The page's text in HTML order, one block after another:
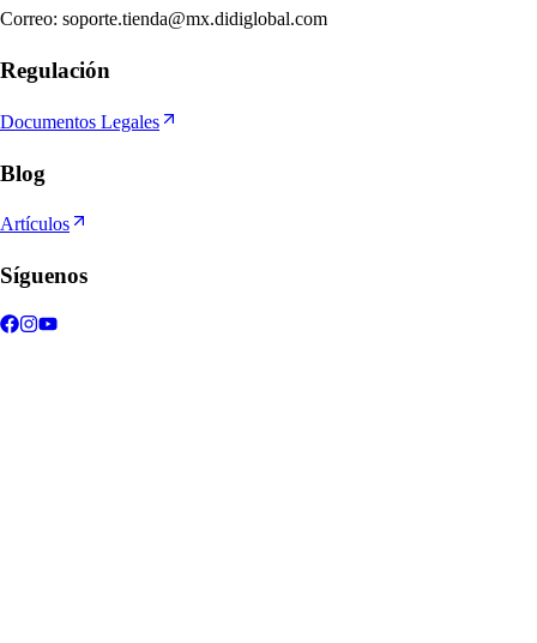
Correo: soporte.tienda@mx.didiglobal.com
Regulación
Documentos Legales
Blog
Artículos
Síguenos